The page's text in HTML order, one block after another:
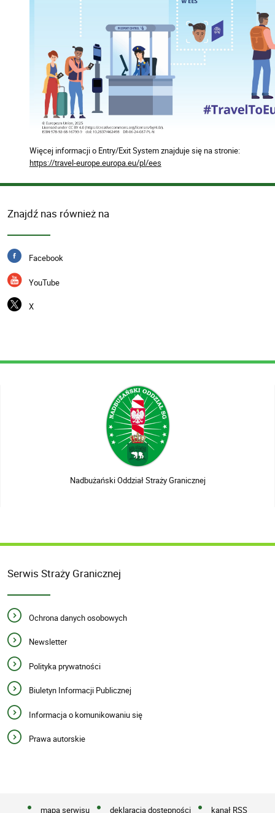
Więcej informacji o Entry/Exit System znajduje się na stronie:
https://travel-europe.europa.eu/pl/ees
Znajdź nas również na
Facebook
YouTube
X
Nadbużański Oddział Straży Granicznej
Serwis Straży Granicznej
Ochrona danych osobowych
Newsletter
Polityka prywatności
Biuletyn Informacji Publicznej
Informacja o komunikowaniu się
Prawa autorskie
mapa serwisu deklaracja dostępności kanał RSS